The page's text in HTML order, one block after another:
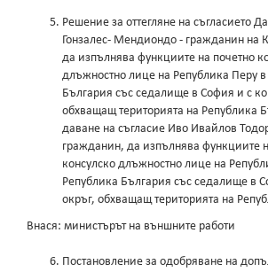
Решение за оттегляне на съгласието
Гонзалес- Мендиондо - гражданин на
да изпълнява функциите на почетно
длъжностно лице на Република Перу в
България със седалище в София и с
обхващащ територията на Република
даване на съгласие Иво Ивайлов
гражданин, да изпълнява функциите
консулско длъжностно лице на
Република България със седалище в
окръг, обхващащ територията на
Внася: министърът на външните работи
Постановление за одобряване на